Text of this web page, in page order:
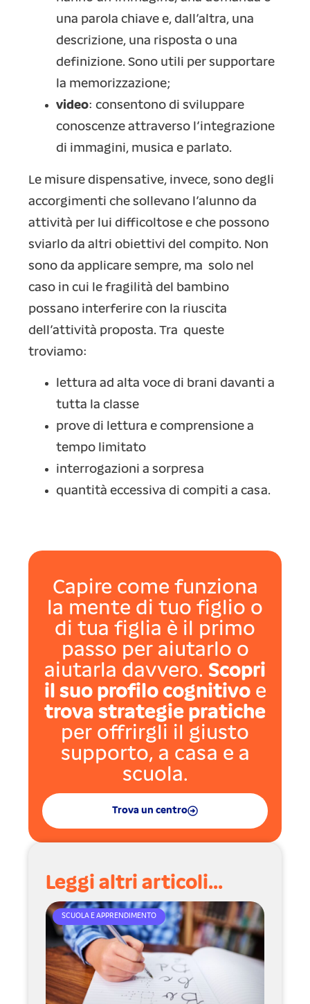
una parola chiave e, dall’altra, una
descrizione, una risposta o una
definizione. Sono utili per supportare
la memorizzazione;
video: consentono di sviluppare
conoscenze attraverso l’integrazione
di immagini, musica e parlato.
Le misure dispensative, invece, sono degli
accorgimenti che sollevano l’alunno da
attività per lui difficoltose e che possono
sviarlo da altri obiettivi del compito. Non
sono da applicare sempre, ma solo nel
caso in cui le fragilità del bambino
possano interferire con la riuscita
dell’attività proposta. Tra queste
troviamo:
lettura ad alta voce di brani davanti a
tutta la classe
prove di lettura e comprensione a
tempo limitato
interrogazioni a sorpresa
quantità eccessiva di compiti a casa.
Capire come funziona
la mente di tuo figlio o
di tua figlia è il primo
passo per aiutarlo o
aiutarla davvero. Scopri
il suo profilo cognitivoe
trova strategie pratiche
per offrirgli il giusto
supporto, a casa e a
scuola.
Trova un centro
Leggi altri articoli...
SCUOLA E APPRENDIMENTO